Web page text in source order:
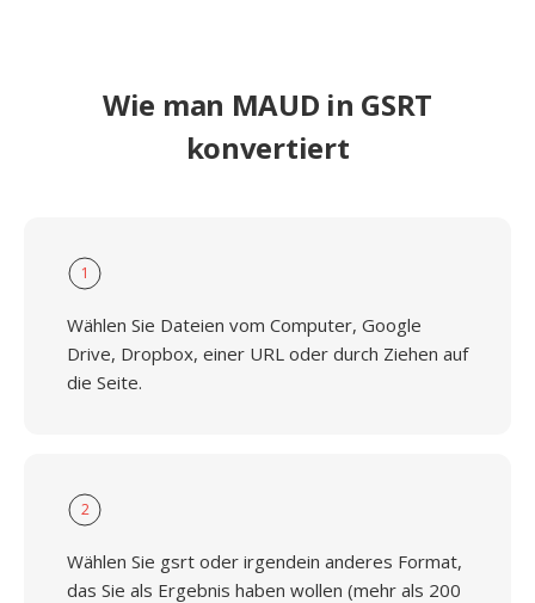
Wie man MAUD in GSRT
konvertiert
1
Wählen Sie Dateien vom Computer, Google
Drive, Dropbox, einer URL oder durch Ziehen auf
die Seite.
2
Wählen Sie gsrt oder irgendein anderes Format,
das Sie als Ergebnis haben wollen (mehr als 200